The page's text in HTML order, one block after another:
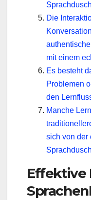
Die
mit einem
Es besteht
Problemen
den
Manche
sich von der
Effektive